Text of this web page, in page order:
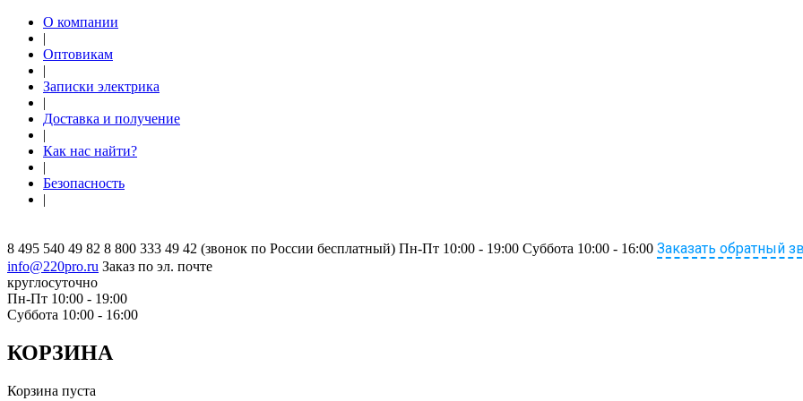
О компании
|
Оптовикам
|
Записки электрика
|
Доставка и получение
|
Как нас найти?
|
Безопасность
|
8 495 540 49 82 8 800 333 49 42 (звонок по России бесплатный) Пн-Пт 10:00 - 19:00 Суббота 10:00 - 16:00 Заказать обратный
info@220pro.ru Заказ по эл. почте
круглосуточно
Пн-Пт 10:00 - 19:00
Суббота 10:00 - 16:00
КОРЗИНА
Корзина пуста